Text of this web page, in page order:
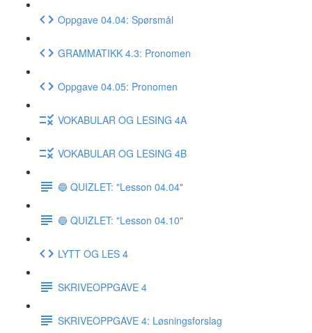
Oppgave 04.04: Spørsmål
GRAMMATIKK 4.3: Pronomen
Oppgave 04.05: Pronomen
VOKABULAR OG LESING 4A
VOKABULAR OG LESING 4B
🔵 QUIZLET: "Lesson 04.04"
🔵 QUIZLET: "Lesson 04.10"
LYTT OG LES 4
SKRIVEOPPGAVE 4
SKRIVEOPPGAVE 4: Løsningsforslag